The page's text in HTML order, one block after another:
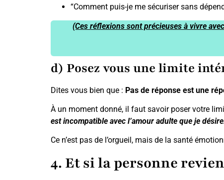
“Comment puis-je me sécuriser sans
(Ces réflexions sont précieuses à vivre
d) Posez vous une limite
Dites vous bien que : Pas de réponse est une
À un moment donné, il faut savoir poser votre
est incompatible avec l’amour adulte que je
Ce n’est pas de l’orgueil, mais de la santé
4. Et si la personne